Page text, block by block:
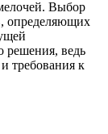
Выбор
определяющих
решения, ведь
требования к